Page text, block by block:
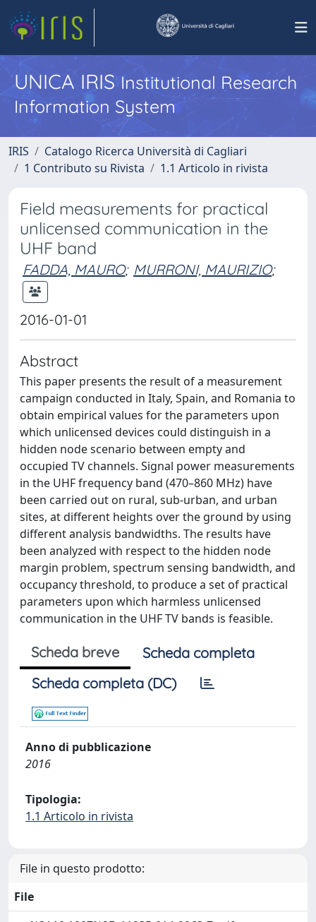
UNICA IRISInstitutional Research
Information System
IRIS
Catalogo Ricerca Università di Cagliari
1 Contributo su Rivista
1.1 Articolo in rivista
Field measurements for practical
unlicensed communication in the
UHF band
FADDA, MAURO; MURRONI, MAURIZIO;
2016-01-01
Abstract
This paper presents the result of a measurement
campaign conducted in Italy, Spain, and Romania to
obtain empirical values for the parameters upon
which unlicensed devices could distinguish in a
hidden node scenario between empty and
occupied TV channels. Signal power measurements
in the UHF frequency band (470–860 MHz) have
been carried out on rural, sub-urban, and urban
sites, at different heights over the ground by using
different analysis bandwidths. The results have
been analyzed with respect to the hidden node
margin problem, spectrum sensing bandwidth, and
occupancy threshold, to produce a set of practical
parameters upon which harmless unlicensed
communication in the UHF TV bands is feasible.
Scheda breve
Scheda completa
Scheda completa (DC)
Anno di pubblicazione
2016
Tipologia:
1.1 Articolo in rivista
File in questo prodotto:
File